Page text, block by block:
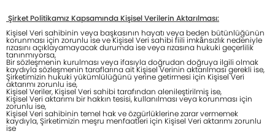
Şirket Politikamız Kapsamında Kişisel Verilerin Aktarılması:
Kişisel Veri sahibinin veya başkasının hayatı veya beden bütünlüğünün
korunması için zorunlu ise ve Kişisel Veri sahibi fiili imkânsızlık nedeniyle
rızasını açıklayamayacak durumda ise veya rızasına hukuki geçerlilik
tanınmıyorsa,
Bir sözleşmenin kurulması veya ifasıyla doğrudan doğruya ilgili olmak
kaydıyla sözleşmenin taraflarına ait Kişisel Verinin aktarılması gerekli ise,
Şirketimizin hukuki yükümlülüğünü yerine getirmesi için Kişisel Veri
aktarımı zorunlu ise,
Kişisel Veriler, Kişisel Veri sahibi tarafından alenileştirilmiş ise,
Kişisel Veri aktarımı bir hakkın tesisi, kullanılması veya korunması için
zorunlu ise,
Kişisel Veri sahibinin temel hak ve özgürlüklerine zarar vermemek
kaydıyla, Şirketimizin meşru menfaatleri için Kişisel Veri aktarımı zorunlu
ise